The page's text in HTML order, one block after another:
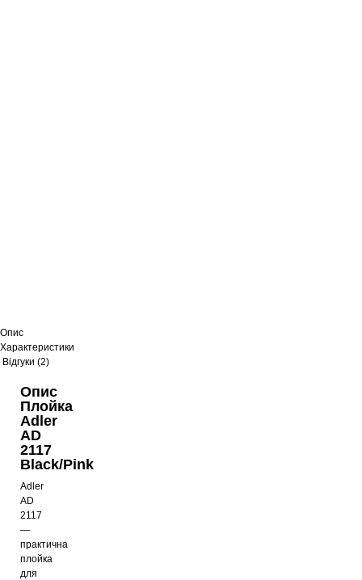
Опис
Характеристики
Відгуки (2)
Опис
Плойка
Adler
AD
2117
Black/Pink
Adler
AD
2117
—
практична
плойка
для